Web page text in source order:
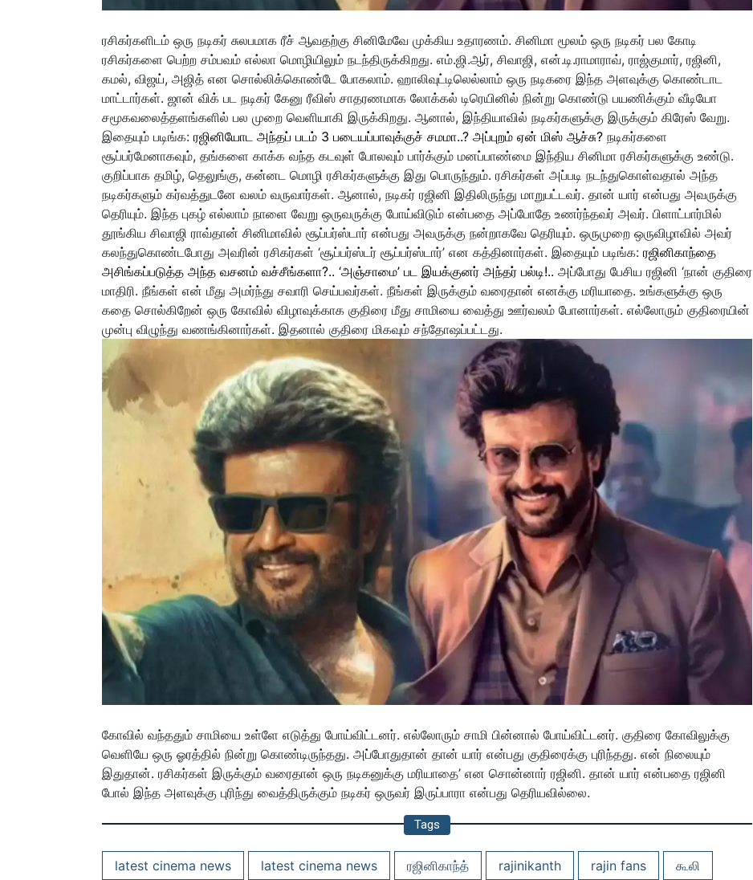
ரசிகர்களிடம் ஒரு நடிகர் சுலபமாக ரீச் ஆவதற்கு சினிமேவே முக்கிய உதாரணம். சினிமா மூலம் ஒரு நடிகர் பல கோடி
ரசிகர்களை பெற்ற சம்பவம் எல்லா மொழியிலும் நடந்திருக்கிறது. எம்.ஜி.ஆர், சிவாஜி, என்.டி.ராமாராவ், ராஜ்குமார், ரஜினி,
கமல், விஜய், அஜித் என சொல்லிக்கொண்டே போகலாம். ஹாலிவுட்டிலெல்லாம் ஒரு நடிகரை இந்த அளவுக்கு கொண்டாட
மாட்டார்கள். ஜான் விக் பட நடிகர் கேனு ரீவிஸ் சாதரணமாக லோக்கல் டிரெயினில் நின்று கொண்டு பயணிக்கும் வீடியோ
சமூகவலைத்தளங்களில் பல முறை வெளியாகி இருக்கிறது. ஆனால், இந்தியாவில் நடிகர்களுக்கு இருக்கும் கிரேஸ் வேறு.
இதையும் படிங்க: ரஜினியோட அந்தப் படம் 3 படையப்பாவுக்குச் சமமா..? அப்புறம் ஏன் மிஸ் ஆச்சு? நடிகர்களை
சூப்பர்மேனாகவும், தங்களை காக்க வந்த கடவுள் போலவும் பார்க்கும் மனப்பாண்மை இந்திய சினிமா ரசிகர்களுக்கு உண்டு.
குறிப்பாக தமிழ், தெலுங்கு, கன்னட மொழி ரசிகர்களுக்கு இது பொருந்தும். ரசிகர்கள் அப்படி நடந்துகொள்வதால் அந்த
நடிகர்களும் கர்வத்துடனே வலம் வருவார்கள். ஆனால், நடிகர் ரஜினி இதிலிருந்து மாறுபட்டவர். தான் யார் என்பது அவருக்கு
தெரியும். இந்த புகழ் எல்லாம் நாளை வேறு ஒருவருக்கு போய்விடும் என்பதை அப்போதே உணர்ந்தவர் அவர். பிளாட்பார்மில்
தூங்கிய சிவாஜி ராவ்தான் சினிமாவில் சூப்பர்ஸ்டார் என்பது அவருக்கு நன்றாகவே தெரியும். ஒருமுறை ஒருவிழாவில் அவர்
கலந்துகொண்டபோது அவரின் ரசிகர்கள் ‘சூப்பர்ஸ்டர் சூப்பர்ஸ்டார்’ என கத்தினார்கள். இதையும் படிங்க: ரஜினிகாந்தை
அசிங்கப்படுத்த அந்த வசனம் வச்சீங்களா?.. ‘அஞ்சாமை’ பட இயக்குனர் அந்தர் பல்டி!.. அப்போது பேசிய ரஜினி ‘நான் குதிரை
மாதிரி. நீங்கள் என் மீது அமர்ந்து சவாரி செய்பவர்கள். நீங்கள் இருக்கும் வரைதான் எனக்கு மரியாதை. உங்களுக்கு ஒரு
கதை சொல்கிறேன் ஒரு கோவில் விழாவுக்காக குதிரை மீது சாமியை வைத்து ஊர்வலம் போனார்கள். எல்லோரும் குதிரையின்
முன்பு விழுந்து வணங்கினார்கள். இதனால் குதிரை மிகவும் சந்தோஷப்பட்டது.
கோவில் வந்ததும் சாமியை உள்ளே எடுத்து போய்விட்டனர். எல்லோரும் சாமி பின்னால் போய்விட்டனர். குதிரை கோவிலுக்கு
வெளியே ஒரு ஓரத்தில் நின்று கொண்டிருந்தது. அப்போதுதான் தான் யார் என்பது குதிரைக்கு புரிந்தது. என் நிலையும்
இதுதான். ரசிகர்கள் இருக்கும் வரைதான் ஒரு நடிகனுக்கு மரியாதை’ என சொன்னார் ரஜினி. தான் யார் என்பதை ரஜினி
போல் இந்த அளவுக்கு புரிந்து வைத்திருக்கும் நடிகர் ஒருவர் இருப்பாரா என்பது தெரியவில்லை.
Tags
latest cinema news latest cinema news ரஜினிகாந்த் rajinikanth rajin fans கூலி